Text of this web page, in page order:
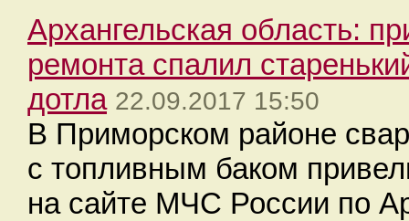
Архангельская область:
ремонта спалил
дотла 22.09.2017 15:50
В Приморском районе
с топливным баком
на сайте МЧС России по